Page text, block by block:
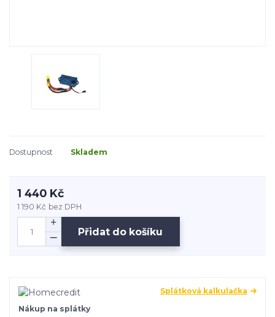
Dostupnost Skladem
1 440 Kč
1 190 Kč bez DPH
Přidat do košíku
Splátková kalkulačka
Nákup na splátky